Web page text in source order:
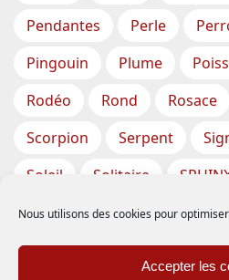
Nous utilisons des cookies pour
Accepter les
Pendantes
Perle
Pingouin
Plume
Rodéo
Rond Rosace
Scorpion
Serpent
Soleil
Solitaire
Torsade
Tortue Train
Triangle
Trèfle Tête